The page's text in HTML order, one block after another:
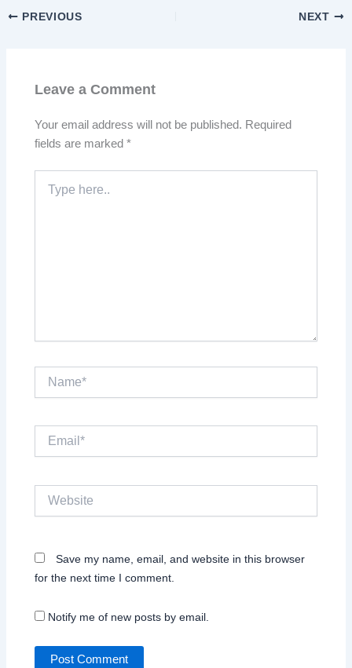
PREVIOUS NEXT
Leave a Comment
Your email address will not be published. Required
fields are marked*
here..
Save my name, email, and website in this browser
for the next time I comment.
Notify me of new posts by email.